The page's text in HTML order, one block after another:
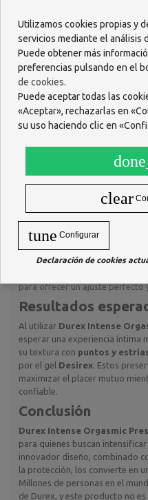
Mayor estimulación:
Durex Intense Orgasmic
sensaciones durante la relación.
Efectos estimulantes: El
única de calor, frescor o un
Comodidad y ajuste
facilita la colocación y asegura
Alta calidad y confianza:
personas en todo el mundo.
Amigables con el medio
extraído de manera
Composición
Durex Intense Orgasmic
de caucho natural
calor, frescor o un suave
para ofrecer un ajuste perfecto
Resultados
Al utilizar Durex Intense
esperar una experiencia íntima
su textura con puntos y
por el gel Desirex . Estos
maximizar el placer mutuo
confiable.
Conclusión
Durex Intense Orgasmic
para quienes buscan
innovador diseño, combinado
la protección, los convierte en
Millones de personas en el
de Durex, y este producto no es
Utilizamos cookies propias y
servicios mediante el análisis
Puede obtener más
preferencias pulsando en el
de cookies.
Puede aceptar todas las
«Aceptar», rechazarlas en
su uso haciendo clic en
clear
tune Configurar
Declaración de cookies